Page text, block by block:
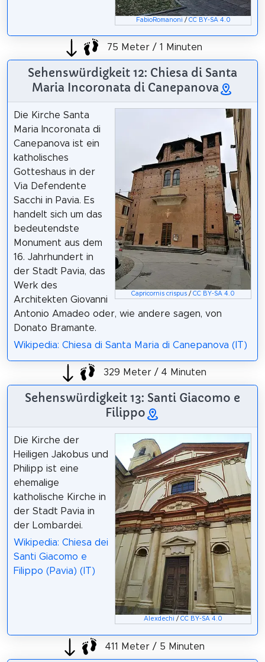
FabioRomanoni / CC BY-SA 4.0
75 Meter / 1 Minuten
Sehenswürdigkeit 12: Chiesa di Santa
Maria Incoronata di Canepanova
Capricornis crispus /CC BY-SA 4.0
Die Kirche Santa
Maria Incoronata di
Canepanova ist ein
katholisches
Gotteshaus in der
Via Defendente
Sacchi in Pavia. Es
handelt sich um das
bedeutendste
Monument aus dem
16. Jahrhundert in
der Stadt Pavia, das
Werk des
Architekten Giovanni
Antonio Amadeo oder, wie andere sagen, von
Donato Bramante.
Wikipedia: Chiesa di Santa Maria di Canepanova (IT)
329 Meter / 4 Minuten
Sehenswürdigkeit 13: Santi Giacomo e
Filippo
Alexdechi /CC BY-SA 4.0
Die Kirche der
Heiligen Jakobus und
Philipp ist eine
ehemalige
katholische Kirche in
der Stadt Pavia in
der Lombardei.
Wikipedia: Chiesa dei
Santi Giacomo e
Filippo (Pavia) (IT)
411 Meter / 5 Minuten